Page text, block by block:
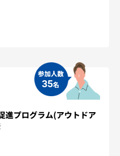
参加人数
35名
進プログラム(アウトドア